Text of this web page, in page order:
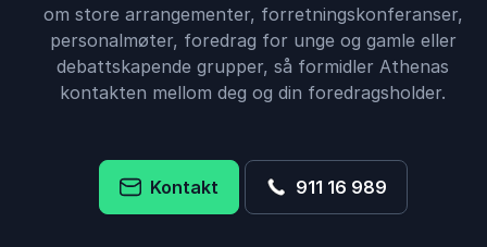
om store arrangementer, forretningskonferanser,
personalmøter, foredrag for unge og gamle eller
debattskapende grupper, så formidler Athenas
kontakten mellom deg og din foredragsholder.
Kontakt 911 16 989